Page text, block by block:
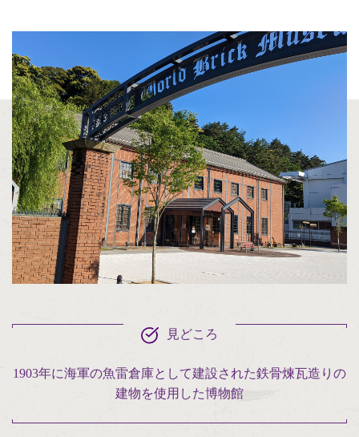
ミュージアムフォーラムとは
見どころ
1903年に海軍の魚雷倉庫として建設された鉄骨煉瓦造りの
建物を使用した博物館